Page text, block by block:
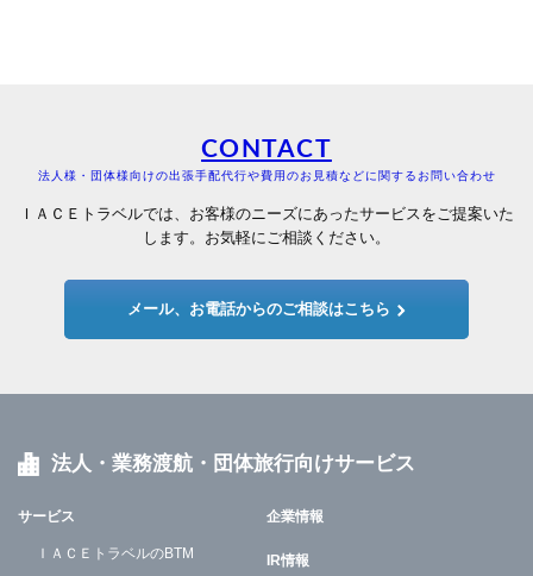
CONTACT
法人様・団体様向けの出張手配代行や費用のお見積などに関するお問い合わせ
ＩＡＣＥトラベルでは、お客様のニーズにあったサービスをご提案いた
します。お気軽にご相談ください。
メール、お電話からのご相談はこちら
法人・業務渡航・団体旅行向けサービス
サービス
ＩＡＣＥトラベルのBTM
企業情報
IR情報